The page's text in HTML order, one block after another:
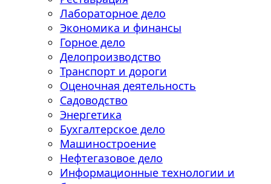
Лабораторное дело
Экономика и финансы
Горное дело
Делопроизводство
Транспорт и дороги
Оценочная деятельность
Садоводство
Энергетика
Бухгалтерское дело
Машиностроение
Нефтегазовое дело
Информационные технологии и